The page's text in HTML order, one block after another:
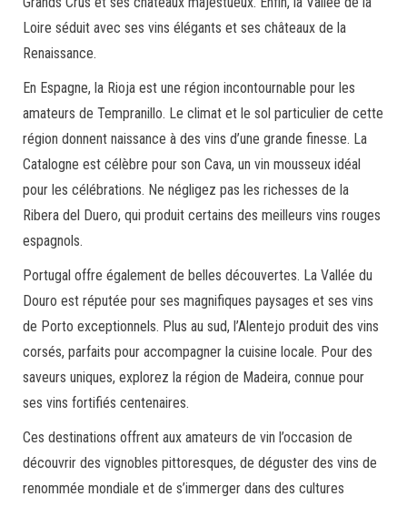
Loire séduit avec ses vins élégants et ses châteaux de la
Renaissance.
En Espagne, la Rioja est une région incontournable pour les
amateurs de Tempranillo. Le climat et le sol particulier de cette
région donnent naissance à des vins d’une grande finesse. La
Catalogne est célèbre pour son Cava, un vin mousseux idéal
pour les célébrations. Ne négligez pas les richesses de la
Ribera del Duero, qui produit certains des meilleurs vins rouges
espagnols.
Portugal offre également de belles découvertes. La Vallée du
Douro est réputée pour ses magnifiques paysages et ses vins
de Porto exceptionnels. Plus au sud, l’Alentejo produit des vins
corsés, parfaits pour accompagner la cuisine locale. Pour des
saveurs uniques, explorez la région de Madeira, connue pour
ses vins fortifiés centenaires.
Ces destinations offrent aux amateurs de vin l’occasion de
découvrir des vignobles pittoresques, de déguster des vins de
renommée mondiale et de s’immerger dans des cultures